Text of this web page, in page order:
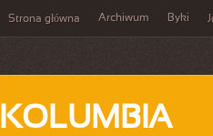
Strona główna Archiwum Byki
KOLUMBIA